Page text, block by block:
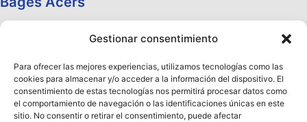
Gestionar consentimiento
Para ofrecer las mejores experiencias, utilizamos tecnologías como las
cookies para almacenar y/o acceder a la información del dispositivo. El
consentimiento de estas tecnologías nos permitirá procesar datos como
el comportamiento de navegación o las identificaciones únicas en este
sitio. No consentir o retirar el consentimiento, puede afectar